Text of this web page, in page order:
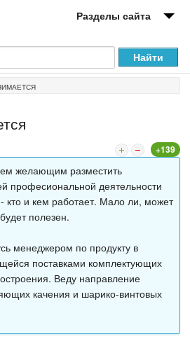
Разделы сайта
+139
желающим разместить
професиональной деятельности
кто и кем работает. Мало ли, может
полезен.
менеджером по продукту в
поставками комплектующих
Веду направление
качения и шарико-винтовых